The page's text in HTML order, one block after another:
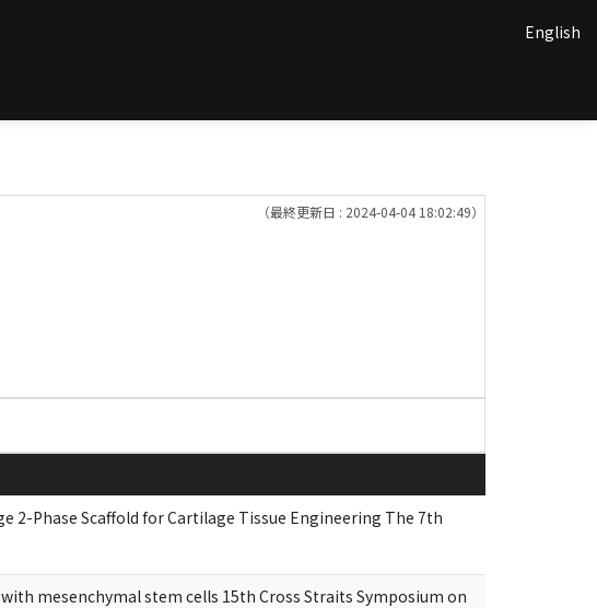
English
（最終更新日 : 2024-04-04 18:02:49）
2-Phase Scaffold for Cartilage Tissue Engineering The 7th
mesenchymal stem cells 15th Cross Straits Symposium on